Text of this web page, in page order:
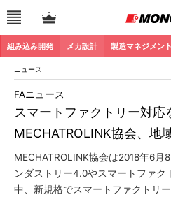
組み込み開発 メカ設計 製造マネジメント
ニュース
スマートファクトリー対応
MECHATROLINK協会、地
FAニュース
MECHATROLINK協会は2018年6月
ンダストリー4.0やスマートファク
中、新規格でスマートファクトリ